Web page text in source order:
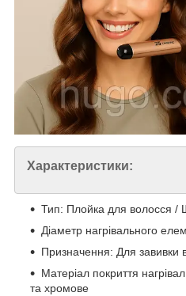
Характеристики:
Тип: Плойка для волосся /
Діаметр нагрівального
Призначення: Для завивки
Матеріал покриття
та хромове